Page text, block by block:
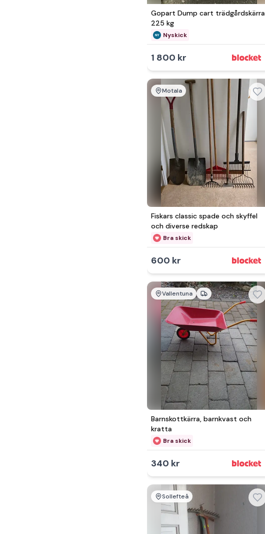
Gopart Dump cart trädgårdskärra
225 kg
Nyskick
1 800 kr
Motala
Fiskars classic spade och skyffel
och diverse redskap
Bra skick
600 kr
Vallentuna
Barnskottkärra, barnkvast och
kratta
Bra skick
340 kr
Sollefteå